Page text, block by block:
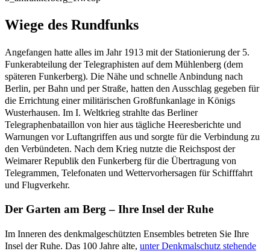
Wiege des Rundfunks
Angefangen hatte alles im Jahr 1913 mit der Stationierung der 5.
Funkerabteilung der Telegraphisten auf dem Mühlenberg (dem
späteren Funkerberg). Die Nähe und schnelle Anbindung nach
Berlin, per Bahn und per Straße, hatten den Ausschlag gegeben für
die Errichtung einer militärischen Großfunkanlage in Königs
Wusterhausen. Im I. Weltkrieg strahlte das Berliner
Telegraphenbataillon von hier aus tägliche Heeresberichte und
Warnungen vor Luftangriffen aus und sorgte für die Verbindung zu
den Verbündeten. Nach dem Krieg nutzte die Reichspost der
Weimarer Republik den Funkerberg für die Übertragung von
Telegrammen, Telefonaten und Wettervorhersagen für Schifffahrt
und Flugverkehr.
Der Garten am Berg – Ihre Insel der Ruhe
Im Inneren des denkmalgeschützten Ensembles betreten Sie Ihre
Insel der Ruhe. Das 100 Jahre alte, unter Denkmalschutz stehende